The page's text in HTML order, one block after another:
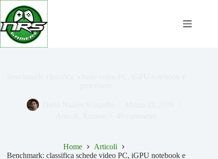
Salta
contenuto
Home
Articoli
Benchmark: classifica schede video PC, iGPU notebook e